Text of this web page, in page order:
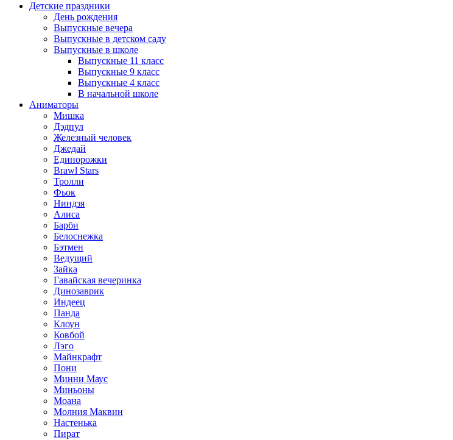
Детские праздники
День рождения
Выпускные вечера
Выпускные в детском саду
Выпускные в школе
Выпускные 11 класс
Выпускные 9 класс
Выпускные 4 класс
В начальной школе
Аниматоры
Мишка
Дэдпул
Железный человек
Джедай
Единорожки
Brawl Stars
Тролли
Фьок
Ниндзя
Алиса
Барби
Белоснежка
Бэтмен
Ведущий
Зайка
Гавайская вечеринка
Динозаврик
Индеец
Панда
Клоун
Ковбой
Лэго
Майнкрафт
Пони
Минни Маус
Миньоны
Моана
Молния Маквин
Настенька
Пират